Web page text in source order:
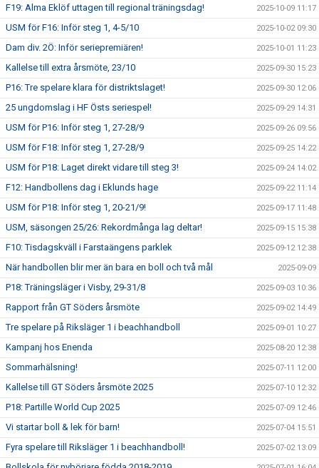
F19: Alma Eklöf uttagen till regional träningsdag! 2025-10-09 11:17
USM för F16: Inför steg 1, 4-5/10 2025-10-02 09:30
Dam div. 2Ö: Inför seriepremiären! 2025-10-01 11:23
Kallelse till extra årsmöte, 23/10 2025-09-30 15:23
P16: Tre spelare klara för distriktslaget! 2025-09-30 12:06
25 ungdomslag i HF Östs seriespel! 2025-09-29 14:31
USM för P16: Inför steg 1, 27-28/9 2025-09-26 09:56
USM för F18: Inför steg 1, 27-28/9 2025-09-25 14:22
USM för P18: Laget direkt vidare till steg 3! 2025-09-24 14:02
F12: Handbollens dag i Eklunds hage 2025-09-22 11:14
USM för P18: Inför steg 1, 20-21/9! 2025-09-17 11:48
USM, säsongen 25/26: Rekordmånga lag deltar! 2025-09-15 15:38
F10: Tisdagskväll i Farstaängens parklek 2025-09-12 12:38
När handbollen blir mer än bara en boll och två mål 2025-09-09
P18: Träningsläger i Visby, 29-31/8 2025-09-03 10:36
Rapport från GT Söders årsmöte 2025-09-02 14:49
Tre spelare på Riksläger 1 i beachhandboll 2025-09-01 10:27
Kampanj hos Enenda 2025-08-20 12:38
Sommarhälsning! 2025-07-11 12:00
Kallelse till GT Söders årsmöte 2025 2025-07-10 12:32
P18: Partille World Cup 2025 2025-07-09 12:46
Vi startar boll & lek för barn! 2025-07-04 15:51
Fyra spelare till Riksläger 1 i beachhandboll! 2025-07-02 13:09